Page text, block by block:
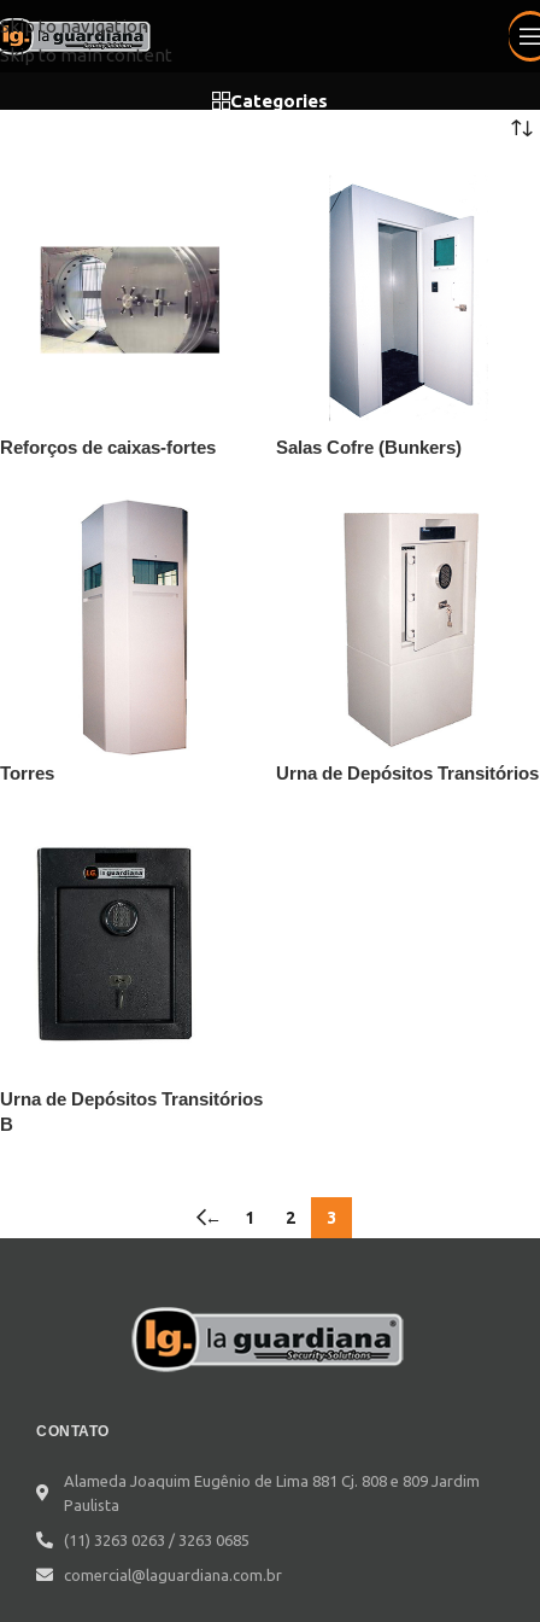
Skip to navigation
Skip to main content
Categories
Reforços de caixas-fortes Salas Cofre (Bunkers)
Torres Urna de Depósitos Transitórios
Urna de Depósitos Transitórios
B
← 1 2 3
CONTATO
Alameda Joaquim Eugênio de Lima 881 Cj. 808 e 809 Jardim
Paulista
(11) 3263 0263 / 3263 0685
comercial@laguardiana.com.br